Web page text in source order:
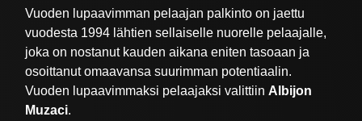
Vuoden lupaavimman pelaajan palkinto on jaettu
vuodesta 1994 lähtien sellaiselle nuorelle pelaajalle,
joka on nostanut kauden aikana eniten tasoaan ja
osoittanut omaavansa suurimman potentiaalin.
Vuoden lupaavimmaksi pelaajaksi valittiin Albijon
Muzaci.